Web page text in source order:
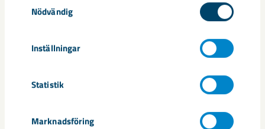
Nödvändig
Inställningar
Statistik
Marknadsföring
LKAB är en internationell högteknologisk gruv- och mineralkoncern
som bryter och förädlar Norrbottens unika järnmalm för den
globala stålmarknaden. Hållbarhet är kärnan i vår affärsidé och vår
ambition är att vara ett av de mest innovativa, resurseffektiva och
ansvarstagande företagen i branschen. Koncernen, som
omsatte cirka 31 miljarder kronor 2019 och har cirka 4 300 anställda
tågtransporter, bergtjänster och fastighetsbolag. www.lkab.com